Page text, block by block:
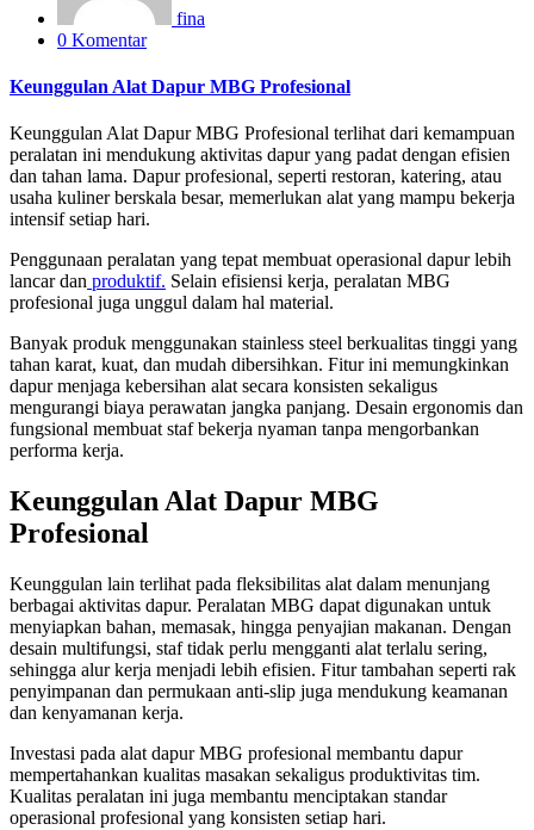
fina
0 Komentar
Keunggulan Alat Dapur MBG Profesional
Keunggulan Alat Dapur MBG Profesional terlihat dari kemampuan
peralatan ini mendukung aktivitas dapur yang padat dengan efisien
dan tahan lama. Dapur profesional, seperti restoran, katering, atau
usaha kuliner berskala besar, memerlukan alat yang mampu bekerja
intensif setiap hari.
Penggunaan peralatan yang tepat membuat operasional dapur lebih
lancar dan produktif. Selain efisiensi kerja, peralatan MBG
profesional juga unggul dalam hal material.
Banyak produk menggunakan stainless steel berkualitas tinggi yang
tahan karat, kuat, dan mudah dibersihkan. Fitur ini memungkinkan
dapur menjaga kebersihan alat secara konsisten sekaligus
mengurangi biaya perawatan jangka panjang. Desain ergonomis dan
fungsional membuat staf bekerja nyaman tanpa mengorbankan
performa kerja.
Keunggulan Alat Dapur MBG
Profesional
Keunggulan lain terlihat pada fleksibilitas alat dalam menunjang
berbagai aktivitas dapur. Peralatan MBG dapat digunakan untuk
menyiapkan bahan, memasak, hingga penyajian makanan. Dengan
desain multifungsi, staf tidak perlu mengganti alat terlalu sering,
sehingga alur kerja menjadi lebih efisien. Fitur tambahan seperti rak
penyimpanan dan permukaan anti-slip juga mendukung keamanan
dan kenyamanan kerja.
Investasi pada alat dapur MBG profesional membantu dapur
mempertahankan kualitas masakan sekaligus produktivitas tim.
Kualitas peralatan ini juga membantu menciptakan standar
operasional profesional yang konsisten setiap hari.